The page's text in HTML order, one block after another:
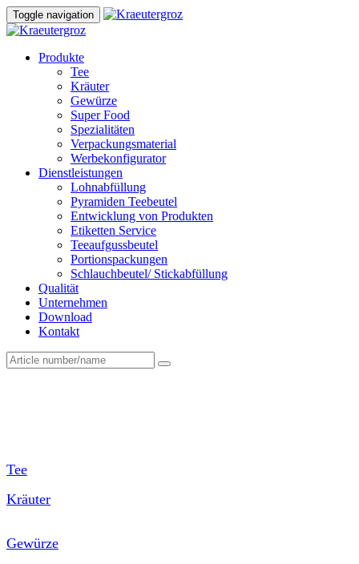
Skip
links
Skip
to
Toggle navigation
Produkte
Tee
Kräuter
Gewürze
Super Food
Spezialitäten
Verpackungsmaterial
Werbekonfigurator
Dienstleistungen
Lohnabfüllung
Pyramiden Teebeutel
Entwicklung von Produkten
Etiketten Service
Teeaufgussbeutel
Portionspackungen
Schlauchbeutel/ Stickabfüllung
Qualität
Unternehmen
Download
Kontakt
Search
for:
Tee
Kräuter
Gewürze